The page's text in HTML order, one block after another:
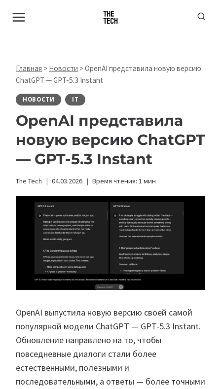
Главная > Новости >OpenAI представила новую версию
ChatGPT — GPT-5.3 Instant
НОВОСТИ IT
OpenAI представила
новую версию ChatGPT
— GPT-5.3 Instant
The Tech 04.03.2026 Время чтения: 1 мин
OpenAI выпустила новую версию своей самой
популярной модели ChatGPT — GPT-5.3 Instant.
Обновление направлено на то, чтобы
повседневные диалоги стали более
естественными, полезными и
последовательными, а ответы — более точными